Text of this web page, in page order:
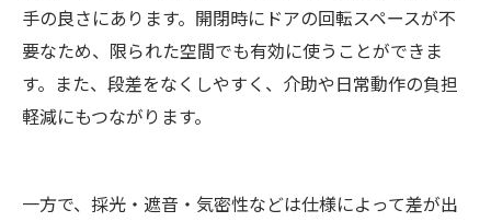
手の良さにあります。開閉時にドアの回転スペースが不
要なため、限られた空間でも有効に使うことができま
す。また、段差をなくしやすく、介助や日常動作の負担
軽減にもつながります。
一方で、採光・遮音・気密性などは仕様によって差が出